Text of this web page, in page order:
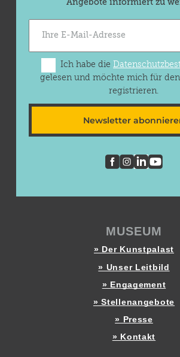
Angebote informiert zu
Ich habe die
gelesen und möchte mich für
registrieren.
Newsletter
MUSEUM
» Der Kunstpalast
» Unser Leitbild
» Engagement
» Stellenangebote
» Presse
» Kontakt